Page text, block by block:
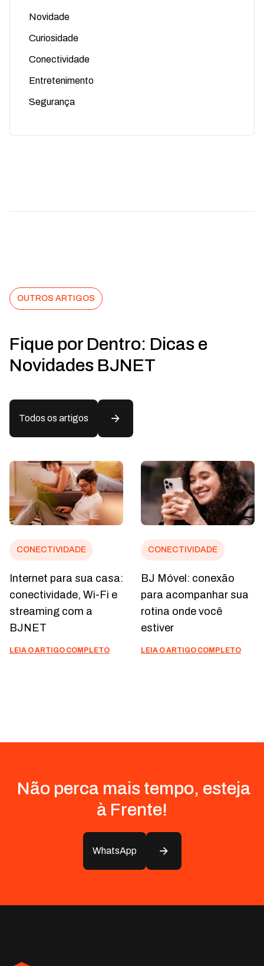
Novidade
Curiosidade
Conectividade
Entretenimento
Segurança
OUTROS ARTIGOS
Fique por Dentro: Dicas e
Novidades BJNET
Todos os artigos
CONECTIVIDADE
Internet para sua casa:
conectividade, Wi-Fi e
streaming com a
BJNET
LEIA O ARTIGO COMPLETO
CONECTIVIDADE
BJ Móvel: conexão
para acompanhar sua
rotina onde você
estiver
LEIA O ARTIGO COMPLETO
Não perca mais tempo, esteja
à Frente!
WhatsApp